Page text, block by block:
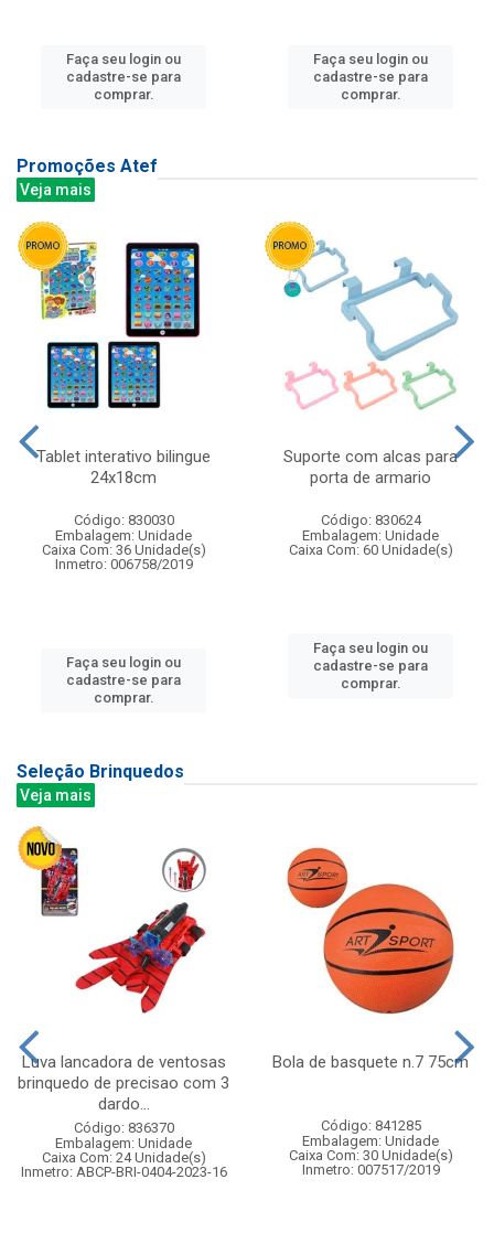
Faça seu login ou
cadastre-se para
comprar.
Faça seu login ou
cadastre-se para
comprar.
Promoções Atef
Veja mais
Tablet interativo bilingue
24x18cm
Código: 830030
Embalagem: Unidade
Caixa Com: 36 Unidade(s)
Inmetro: 006758/2019
Faça seu login ou
cadastre-se para
comprar.
Suporte com alcas para
porta de armario
Código: 830624
Embalagem: Unidade
Caixa Com: 60 Unidade(s)
Faça seu login ou
cadastre-se para
comprar.
Seleção Brinquedos
Veja mais
Luva lancadora de ventosas
brinquedo de precisao com 3
dardo...
Código: 836370
Embalagem: Unidade
Caixa Com: 24 Unidade(s)
Inmetro: ABCP-BRI-0404-2023-16
Bola de basquete n.7 75cm
Código: 841285
Embalagem: Unidade
Caixa Com: 30 Unidade(s)
Inmetro: 007517/2019